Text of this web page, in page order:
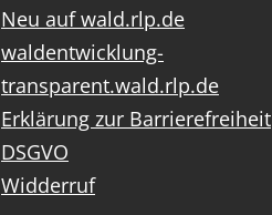
Neu auf wald.rlp.de
waldentwicklung-
transparent.wald.rlp.de
Erklärung zur Barrierefreiheit
DSGVO
Widderruf